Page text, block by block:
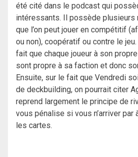
été cité dans le podcast qui
intéressants. Il possède plusieurs
que l’on peut jouer en compétitif
ou non), coopératif ou contre le
fait que chaque joueur à son
sont propre à sa faction et donc
Ensuite, sur le fait que Vendredi
de deckbuilding, on pourrait citer
reprend largement le principe de
vous pénalise si vous n’arriver par
les cartes.